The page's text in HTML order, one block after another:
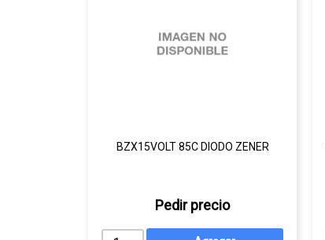
BZX15VOLT 85C DIODO ZENER
Pedir precio